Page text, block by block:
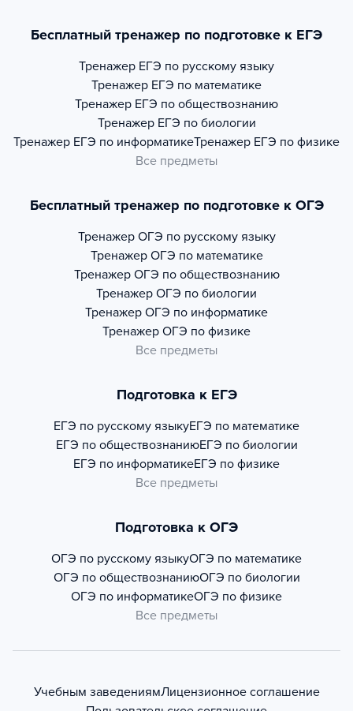
Бесплатный тренажер по подготовке к ЕГЭ
Тренажер ЕГЭ по русскому языку
Тренажер ЕГЭ по математике
Тренажер ЕГЭ по обществознанию
Тренажер ЕГЭ по биологии
Тренажер ЕГЭ по информатикеТренажер ЕГЭ по физике
Все предметы
Бесплатный тренажер по подготовке к ОГЭ
Тренажер ОГЭ по русскому языку
Тренажер ОГЭ по математике
Тренажер ОГЭ по обществознанию
Тренажер ОГЭ по биологии
Тренажер ОГЭ по информатике
Тренажер ОГЭ по физике
Все предметы
Подготовка к ЕГЭ
ЕГЭ по русскому языкуЕГЭ по математике
ЕГЭ по обществознаниюЕГЭ по биологии
ЕГЭ по информатикеЕГЭ по физике
Все предметы
Подготовка к ОГЭ
ОГЭ по русскому языкуОГЭ по математике
ОГЭ по обществознаниюОГЭ по биологии
ОГЭ по информатикеОГЭ по физике
Все предметы
Учебным заведениямЛицензионное соглашение